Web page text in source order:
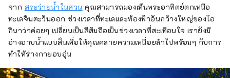
จาก สระว่ายน้ำในสวน คุณสามารถมองเห็นพระอาทิตย์ตกเหนือ
ทะเลจีนตะวันออก ช่วงเวลาที่ทะเลและท้องฟ้าอันกว้างใหญ่ของโอ
กินาว่าค่อยๆ เปลี่ยนเป็นสีส้มถือเป็นช่วงเวลาที่สะเทือนใจ เรายังมี
อ่างอาบน้ำแบบสั่นเพื่อให้คุณคลายความเหนื่อยล้าไปพร้อมๆ กับการ
ทำให้ร่างกายอบอุ่น